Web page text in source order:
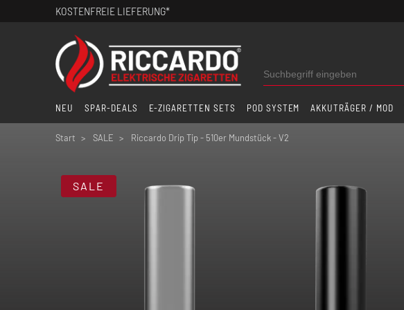
KOSTENFREIE LIEFERUNG*
NEU SPAR-DEALS E-ZIGARETTEN SETS POD SYSTEM AKKUTRÄGER / MOD
Start SALE Riccardo Drip Tip - 510er Mundstück - V2
SALE